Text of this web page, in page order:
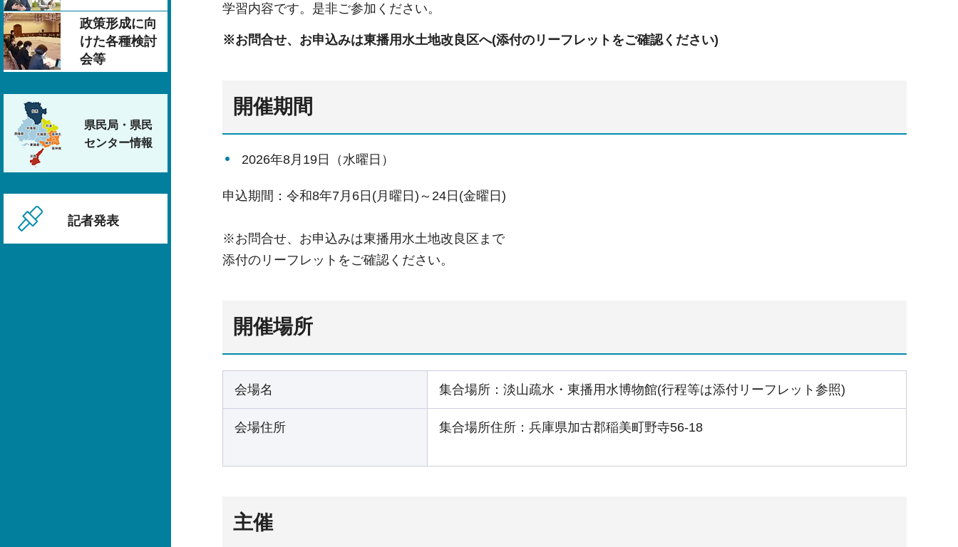
政策形成に向
けた各種検討
会等
県民局・県民
センター情報
記者発表
学習内容です。是非ご参加ください。
※お問合せ、お申込みは東播用水土地改良区へ(添付のリーフレットをご確認ください)
開催期間
2026年8月19日（水曜日）
申込期間：令和8年7月6日(月曜日)～24日(金曜日)
※お問合せ、お申込みは東播用水土地改良区まで
添付のリーフレットをご確認ください。
開催場所
会場名 集合場所：淡山疏水・東播用水博物館(行程等は添付リーフレット参照)
会場住所 集合場所住所：兵庫県加古郡稲美町野寺56-18
主催